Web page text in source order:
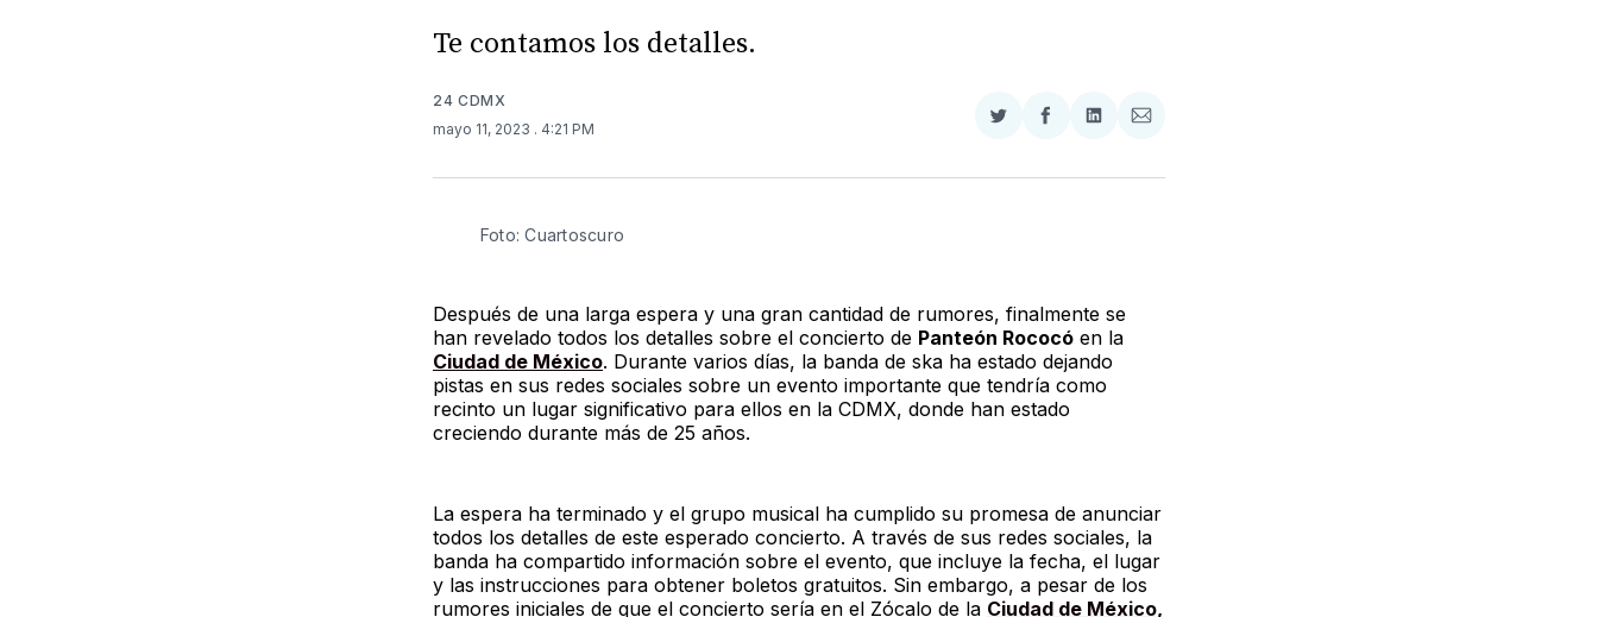
Te contamos los detalles.
24 CDMX
mayo 11, 2023 . 4:21 PM
Compartir
Twitter
Compartir
Facebook
Compartir
LinkedIn
Compartir
Email
Foto: Cuartoscuro
Después de una larga espera y una gran cantidad de rumores, finalmente se
han revelado todos los detalles sobre el concierto de Panteón Rococóen la
Ciudad de México. Durante varios días, la banda de ska ha estado dejando
pistas en sus redes sociales sobre un evento importante que tendría como
recinto un lugar significativo para ellos en la CDMX, donde han estado
creciendo durante más de 25 años.
La espera ha terminado y el grupo musical ha cumplido su promesa de anunciar
todos los detalles de este esperado concierto. A través de sus redes sociales, la
banda ha compartido información sobre el evento, que incluye la fecha, el lugar
y las instrucciones para obtener boletos gratuitos. Sin embargo, a pesar de los
rumores iniciales de que el concierto sería en el Zócalo de la Ciudad de México,